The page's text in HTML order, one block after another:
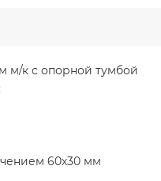
м/к с опорной тумбой
60х30 мм